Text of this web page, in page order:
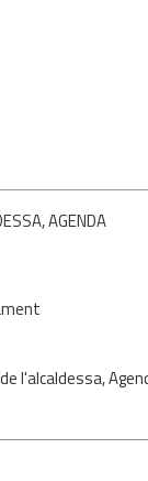
AGENDA
l'alcaldessa,